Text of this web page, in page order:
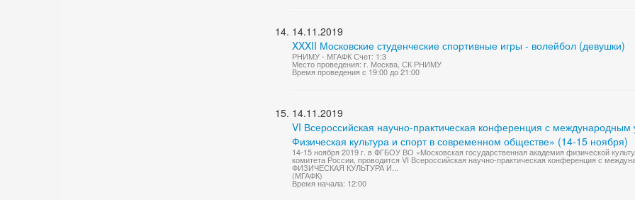
14.11.2019
XXXII Московские студенческие спортивные игры - волейбол (девушки)
РНИМУ - МГАФК Счет: 1:3
Место проведения: г. Москва, СК РНИМУ
Время проведения с 19:00 до 21:00
14.11.2019
VI Всероссийская научно-практическая конференция с
Физическая культура и спорт в современном обществе» (14-15 ноября)
14-15 ноября 2019 г. в ФГБОУ ВО «Московская государственная академия физической
комитета России, проводится VI Всероссийская научно-практическая конференция с
ФИЗИЧЕСКАЯ КУЛЬТУРА И...
(МГАФК)
Время начала: 12:00